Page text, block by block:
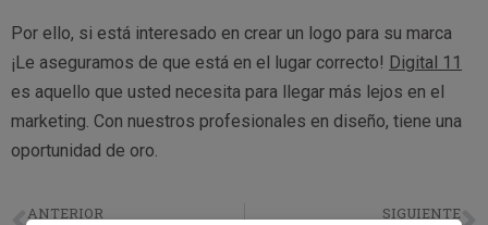
Por ello, si está interesado en crear un logo para su marca
¡Le aseguramos de que está en el lugar correcto! Digital 11
es aquello que usted necesita para llegar más lejos en el
marketing. Con nuestros profesionales en diseño, tiene una
oportunidad de oro.
ANTERIOR SIGUIENTE